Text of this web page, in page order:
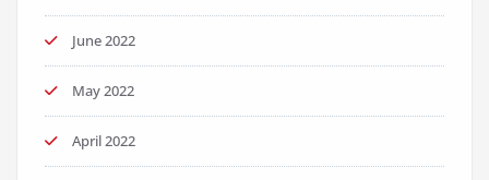
June 2022
May 2022
April 2022